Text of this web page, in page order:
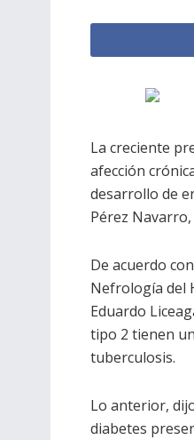
La creciente
afección
desarrollo de
Pérez
De acuerdo
Nefrología del
Eduardo
tipo 2 tienen
tuberculosis.
Lo anterior,
diabetes